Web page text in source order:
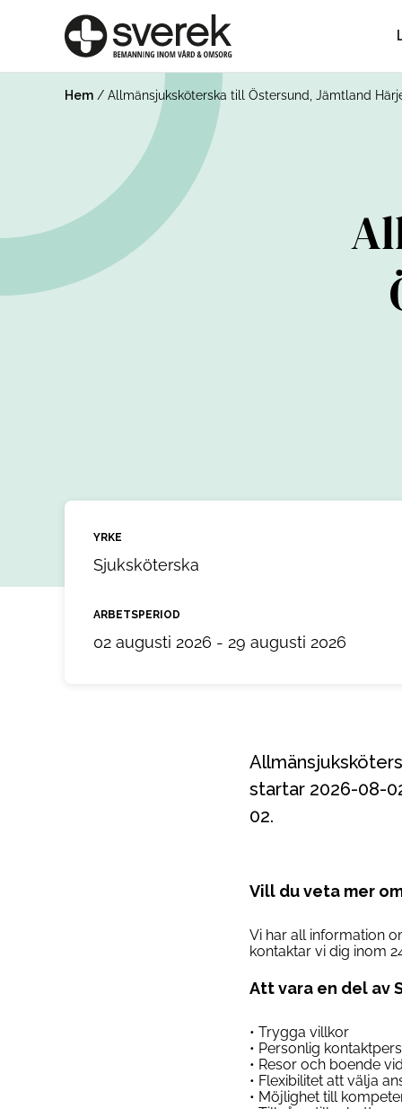
Hem / Allmänsjuksköterska till Östersund, Jämtland
YRKE
Sjuksköterska
ARBETSPERIOD
02 augusti 2026 - 29 augusti 2026
Allmänsjuksköterska till ett uppdrag i Östersund, Jämtland Härjedalen. Uppdraget
startar 2026-08-
02.
Vill du veta mer
Vi har all information
kontaktar vi dig inom
Att vara en del av
• Trygga villkor
• Personlig
• Resor och boende
• Flexibilitet att välja
• Möjlighet till